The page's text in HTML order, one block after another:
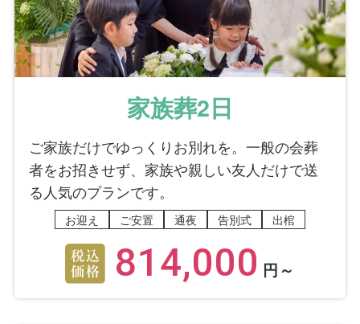
家族葬2日
ご家族だけでゆっくりお別れを。一般の会葬
者をお招きせず、家族や親しい友人だけで送
る人気のプランです。
お迎え ご安置 通夜 告別式 出棺
814,000 円～